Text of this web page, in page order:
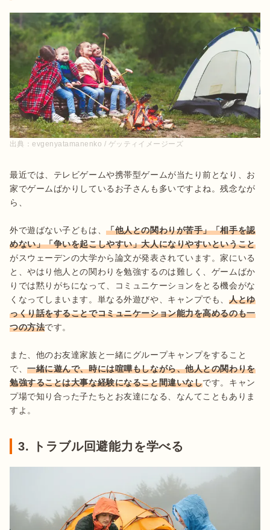
出典：evgenyatamanenko / ゲッティイメージーズ
最近では、テレビゲームや携帯型ゲームが当たり前となり、お
家でゲームばかりしているお子さんも多いですよね。残念なが
ら、
外で遊ばない子どもは、「他人との関わりが苦手」「相手を認
めない」「争いを起こしやすい」大人になりやすいということ
がスウェーデンの大学から論文が発表されています。家にいる
と、やはり他人との関わりを勉強するのは難しく、ゲームばか
りでは黙りがちになって、コミュニケーションをとる機会がな
くなってしまいます。単なる外遊びや、キャンプでも、 人とゆ
っくり話をすることでコミュニケーション能力を高めるのも一
つの方法です。
また、他のお友達家族と一緒にグループキャンプをすること
で、一緒に遊んで、時には喧嘩もしながら、他人との関わりを
勉強することは大事な経験になること間違いなしです。キャン
プ場で知り合った子たちとお友達になる、なんてこともありま
すよ。
3. トラブル回避能力を学べる